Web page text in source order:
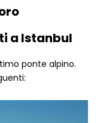
a Istanbul
ponte alpino.